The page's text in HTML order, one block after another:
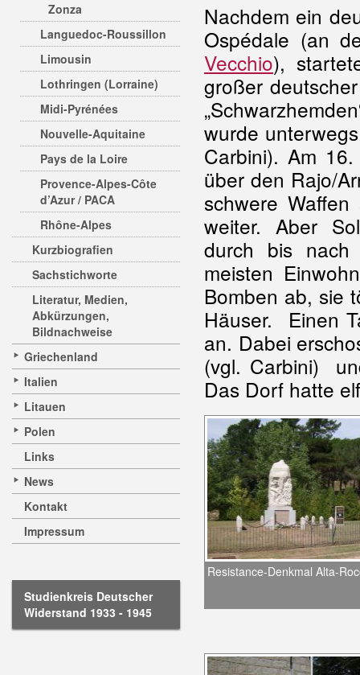
Zonza
Languedoc-Roussillon
Limousin
Lothringen (Lorraine)
Midi-Pyrénées
Nouvelle-Aquitaine
Pays de la Loire
Provence-Alpes-Côte
d’Azur / PACA
Rhône-Alpes
Kurzbiografien
Sachstichworte
Literatur, Medien,
Abkürzungen,
Bildnachweise
Griechenland
Italien
Litauen
Polen
Links
News
Kontakt
Impressum
Studienkreis Deutscher
Widerstand 1933 - 1945
Nachdem ein
Ospédale (an
Vecchio),
großer
wurde
Carbini). Am
über den Rajo/
schwere
weiter. Aber
durch bis
meisten
Bomben ab, sie
Häuser. Einen
an. Dabei
(vgl. Carbini)
Das Dorf hatte
Resistance-Denkmal Alta-